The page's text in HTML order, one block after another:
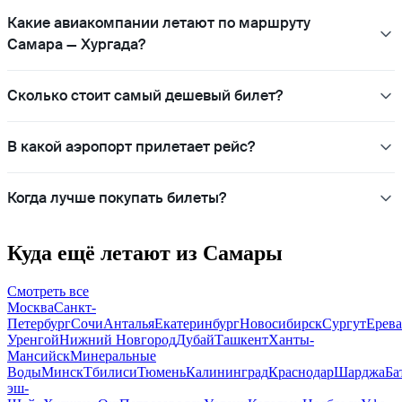
Какие авиакомпании летают по маршруту
Самара — Хургада?
Сколько стоит самый дешевый билет?
В какой аэропорт прилетает рейс?
Когда лучше покупать билеты?
Куда ещё летают из Самары
Смотреть все
МоскваСанкт-
ПетербургСочиАнтальяЕкатеринбургНовосибирскСургут
УренгойНижний НовгородДубайТашкентХанты-
МансийскМинеральные
ВодыМинскТбилисиТюменьКалининградКраснодарШарджа
эш-